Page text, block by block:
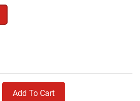
Add To Cart